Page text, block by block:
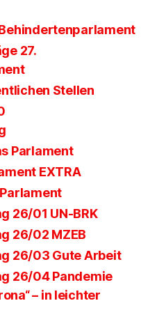
27.
Stellen
Parlament
EXTRA
26/01 UN-BRK
26/02 MZEB
26/03 Gute Arbeit
26/04 Pandemie
– in leichter